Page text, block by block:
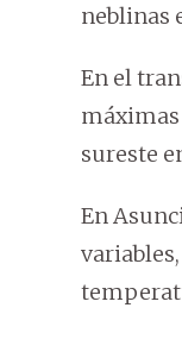
neblinas
En el
máximas
sureste
En